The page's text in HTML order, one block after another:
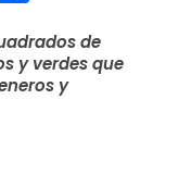
de
y verdes que
y